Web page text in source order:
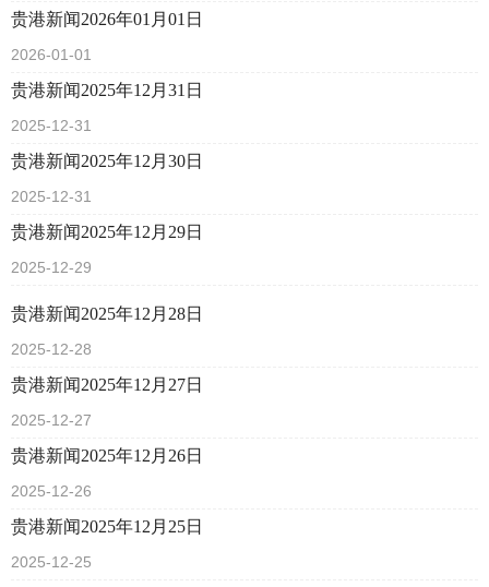
贵港新闻2026年01月01日
2026-01-01
贵港新闻2025年12月31日
2025-12-31
贵港新闻2025年12月30日
2025-12-31
贵港新闻2025年12月29日
2025-12-29
贵港新闻2025年12月28日
2025-12-28
贵港新闻2025年12月27日
2025-12-27
贵港新闻2025年12月26日
2025-12-26
贵港新闻2025年12月25日
2025-12-25